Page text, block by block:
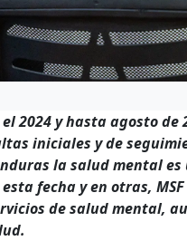
2024 y hasta agosto de
iniciales y de
la salud mental
esta fecha y en otras,
de salud mental,